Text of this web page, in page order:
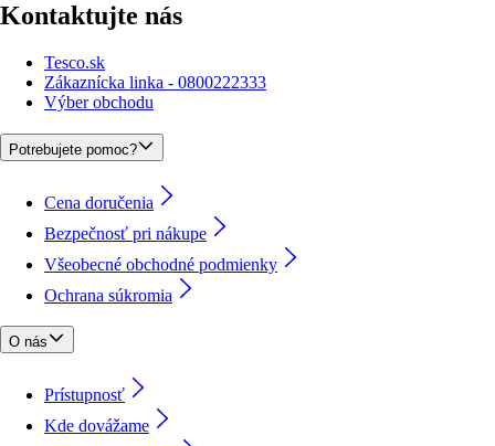
Kontaktujte nás
Tesco.sk
Zákaznícka linka - 0800222333
Výber obchodu
Potrebujete pomoc?
Cena doručenia
Bezpečnosť pri nákupe
Všeobecné obchodné podmienky
Ochrana súkromia
O nás
Prístupnosť
Kde dovážame